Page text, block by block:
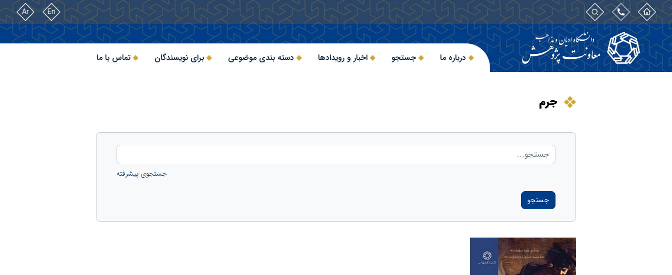
En
Ar
درباره ما جستجو اخبار و رویدادها دسته بندی موضوعی برای نویسندگان تماس با ما
جرم
جستجوی پیشرفته
جستجو